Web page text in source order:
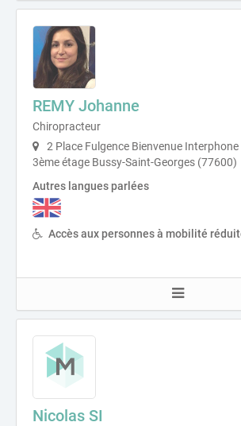
REMY Johanne
Chiropracteur
2 Place Fulgence Bienvenue
3ème étage Bussy-Saint-Georges (77600)
Autres langues parlées
Accès aux personnes à mobilité
Nicolas SI